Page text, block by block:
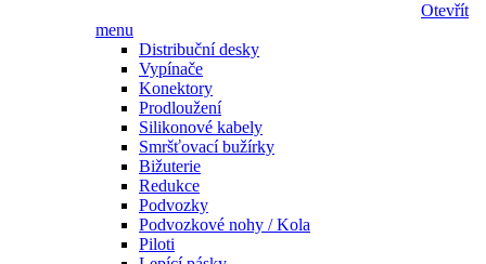
Otevřít
menu
Distribuční desky
Vypínače
Konektory
Prodloužení
Silikonové kabely
Smršťovací bužírky
Bižuterie
Redukce
Podvozky
Podvozkové nohy / Kola
Piloti